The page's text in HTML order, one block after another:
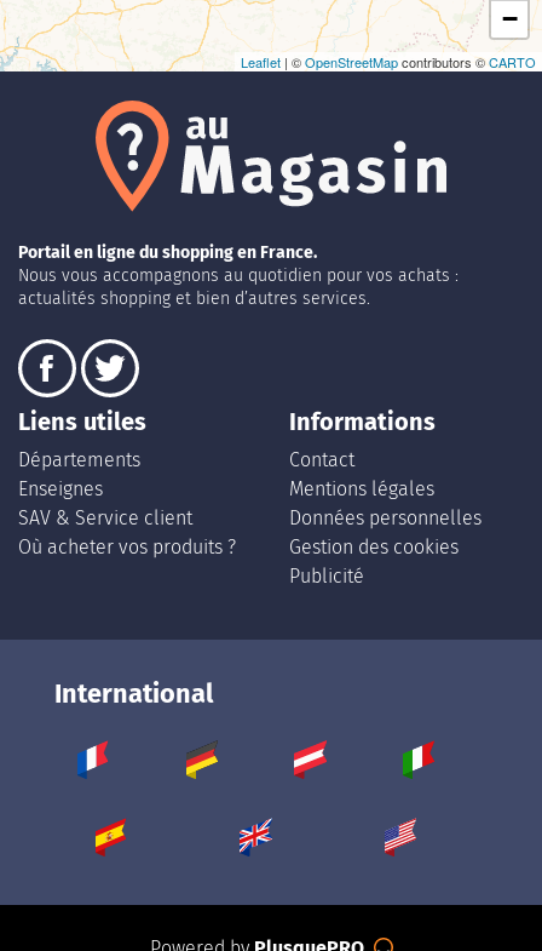
−
Leaflet | ©OpenStreetMapcontributors ©CARTO
Portail en ligne du shopping en France.
Nous vous accompagnons au quotidien pour vos achats :
actualités shopping et bien d’autres services.
Liens utiles
Départements
Enseignes
SAV & Service client
Où acheter vos produits ?
Informations
Contact
Mentions légales
Données personnelles
Gestion des cookies
Publicité
International